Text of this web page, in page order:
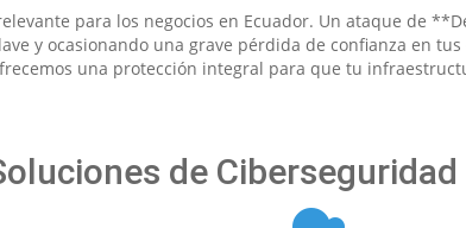
para los negocios en Ecuador. Un ataque de
y ocasionando una grave pérdida de confianza en
una protección integral para que tu
de